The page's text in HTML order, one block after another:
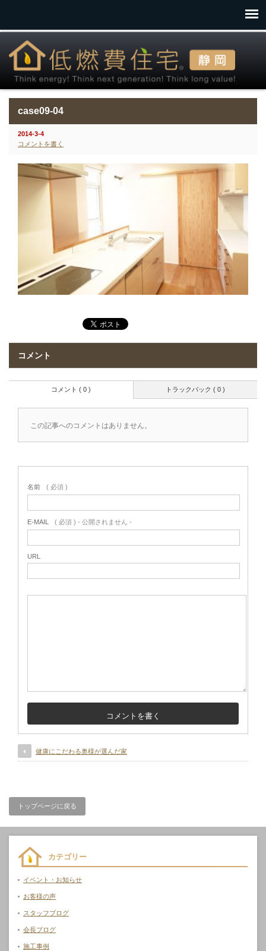
case09-04
2014-3-4
コメントを書く
コメント
トラックバック ( 0 )
コメント ( 0 )
この記事へのコメントはありません。
名前 ( 必須 )
E-MAIL ( 必須 ) - 公開されません -
URL
健康にこだわる奥様が選んだ家
トップページに戻る
カテゴリー
イベント・お知らせ
お客様の声
スタッフブログ
会長ブログ
施工事例